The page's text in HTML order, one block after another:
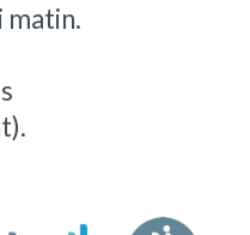
matin.